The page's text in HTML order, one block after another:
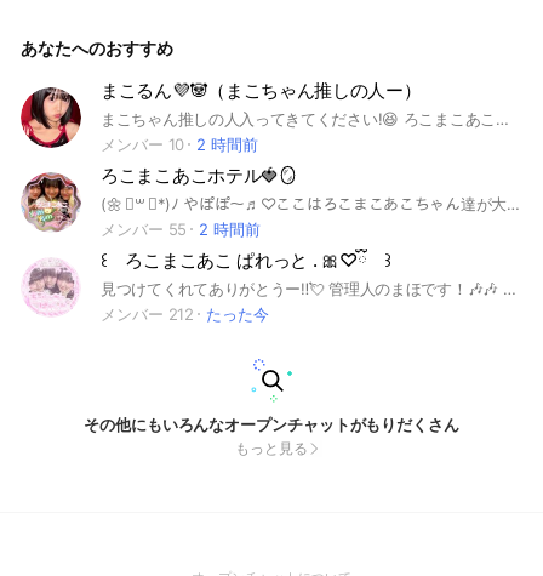
ないでくださいね.🫵🏿😖 約束✌🏻 ↓ 🍽️カフェという言葉が出
ーーーーーーーーーーーー ここまで見たら 🎫プレゼントしま
す.💗🫵🏿 ろむあの森のなかまたちへ行ってらっしゃーい.👐🏻
🎀
あなたへのおすすめ
まこるん💜🐼（まこちゃん推しの人ー）
まこちゃん推しの人入ってきてください!😆 ろこまこあこちゃん推しの人も是非入ってきてねー👍 注意⚠️荒らさないでください 人が嫌がるような発言や行動は やめてください！もしやった場合は強制退会させます 体験の人は🕶️🥰を付けてね みんなで仲良く話そう！ ※共同管理者になりたい人は教えてねー（相談する！）なれない場合もあるからその時は文句言わないでね🙏 お願いします🙇
メンバー 10
2 時間前
ろこまこあこホテル🍓🪞
(🌼 ॑꒳ ॑*)ﾉ やぽぽ～♬︎♡ここはろこまこあこちゃん達が大好きな人達が集まるところだよん！みんなで仲良く楽しくおしゃべりしよん！雑談とか恋バナしようねんｗ男女関係なく入って全然いいよー！👍🏻 気軽に入ってね〜！😻😻まってるヨｯ ✄------------------- 抜けるるーる⤵︎ ︎ 管理人か副官に許可を貰う!! ✄------------------- アンチ❌ 荒らし❌ ⚠️注意⚠️ 荒らし❌ 足抜け❌（即抜け期間1日） 体験マーク 🍒🌸 #ろこまこあこ #仲良くしよん！
メンバー 55
2 時間前
꒰ ろこまこあこ ぱれっと . 🎀♡ྀི ꒱
見つけてくれてありがとうー‼️💘 管理人のまほです！🎶🎶 よければ最後まで読んでってください‼️🥰 ❤︎ ここは、ろこまこあこちゃんへの"大好き！！"をみんなで楽しく共有する場所です‼️🎵 "「ろこまこあこちゃんが大好き｣という気持ちさえあれば、誰でも楽しめる！"そんな場所にしたいなっておもってます🥰💘 ‪‪❤︎‬ 抜ける時 特にルールはありません🈚️🎶 即抜けや無言抜けも🙆🏻‍♀️です‼️ 退会時の通知も出ない設定になっています♪ ❤︎ 色んな色がそろうほど、絵はもっときれいになります🎨💖 ぱれっとも、みんなの個性がそろうほど素敵な場所に！ あなたもぜひ、一緒に色を加えてみませんか❓🎶 ❤︎ 管理人 ⇝ まほ 作成日 ⇝ 2025.1/11 目標人数 ⇝ 222人 #ろこまこあこ #ろむあ #RMA #rma #推し活 #雑談 #ぱれっと #ろこんず #まこるん #あこんず
メンバー 212
たった今
その他にもいろんなオープンチャットがもりだくさん
もっと見る